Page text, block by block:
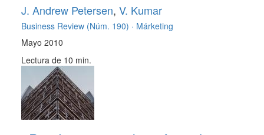
J. Andrew Petersen, V. Kumar
Business Review (Núm. 190) · Márketing
Mayo 2010
Lectura de 10 min.